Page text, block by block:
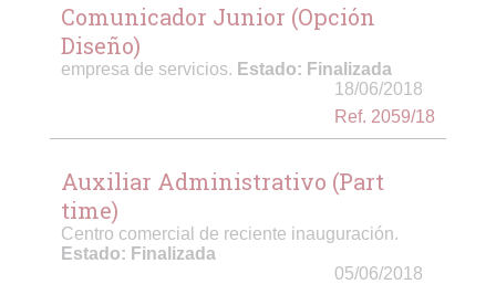
Comunicador Junior (Opción
Diseño)
empresa de servicios. Estado: Finalizada
18/06/2018
Ref. 2059/18
Auxiliar Administrativo (Part
time)
Centro comercial de reciente inauguración.
Estado: Finalizada
05/06/2018